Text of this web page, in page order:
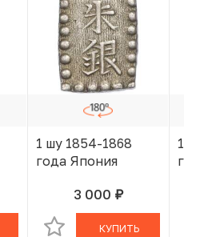
1 шу 1854-1868
года Япония
3 000 руб.
В КОРЗИНЕ
КУПИТЬ
1 шу